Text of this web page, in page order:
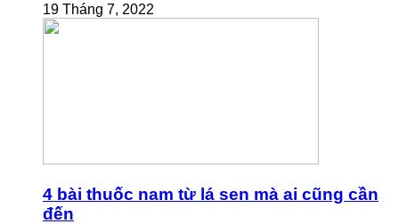
19 Tháng 7, 2022
4 bài thuốc nam từ lá sen mà ai cũng cần
đến